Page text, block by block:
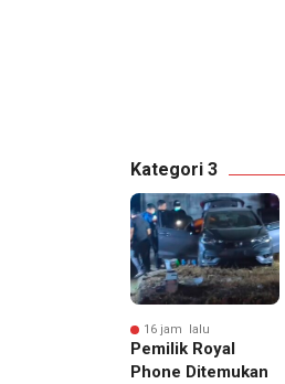
Kategori 3
16 jam lalu
Pemilik Royal
Phone Ditemukan